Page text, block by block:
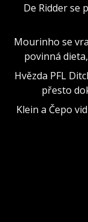
De Ridder se
Mourinho se
povinná
Hvězda PFL
přesto
Klein a Čepo